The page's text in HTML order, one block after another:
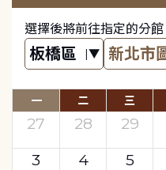
選擇後將前往指定的分館
一 二 三
27 28 29
3
4 5